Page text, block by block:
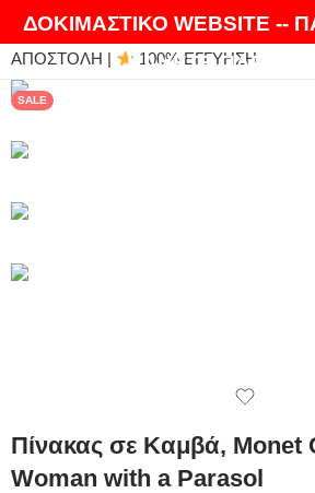
ΔΟΚΙΜΑΣΤΙΚΟ WEBSITE --
ΚΑΝΕΤΕ
ΘΑ ΛΑΤΡΕΨΕΤΕ ΤΑ ΠΡΟΪΟΝΤΑ ΜΑΣ
ΑΠΟΣΤΟΛΗ | 100% ΕΓΓΥΗΣΗ
SALE
Πίνακας σε Καμβά, Monet
Woman with a Parasol